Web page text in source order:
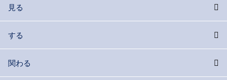
見る
する
関わる